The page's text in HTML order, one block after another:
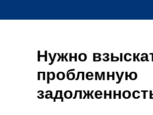
Нужно
проблемную